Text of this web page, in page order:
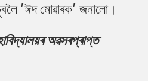
'ঈদ মোৱাৰক' জনালো।
অৱসৰপ্ৰাপ্ত